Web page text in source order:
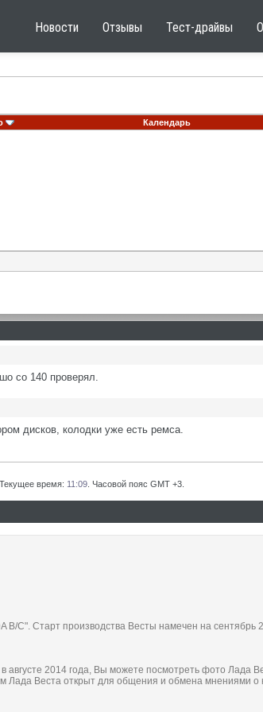
Новости Отзывы Тест-драйвы
Календарь
со 140 проверял.
дисков, колодки уже есть ремса.
Текущее время: 11:09. Часовой пояс GMT +3.
C". Старт производства Весты намечен на сентябрь
августе 2014 года, Вы можете посмотреть фото Лада
Лада Веста открыт для общения и обмена мнениями о